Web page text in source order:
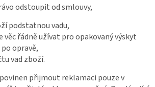
odstoupit od smlouvy,
podstatnou vadu,
věc řádně užívat pro opakovaný výskyt
opravě,
vad zboží.
přijmout reklamaci pouze v